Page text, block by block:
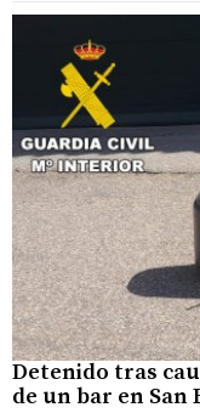
Detenido tras
de un bar en San